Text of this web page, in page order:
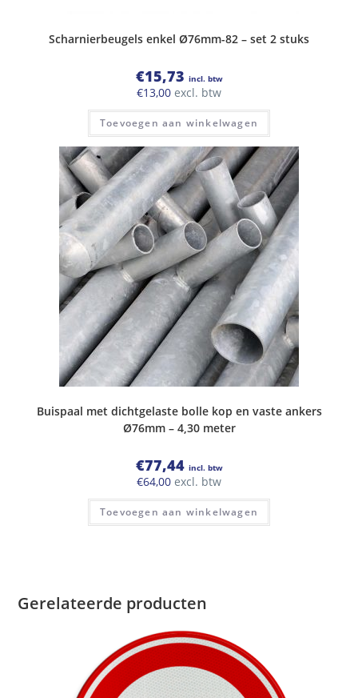
Scharnierbeugels enkel Ø76mm-82 – set 2 stuks
€15,73 incl. btw
€13,00 excl. btw
Toevoegen aan winkelwagen
Buispaal met dichtgelaste bolle kop en vaste ankers
Ø76mm – 4,30 meter
€77,44 incl. btw
€64,00 excl. btw
Toevoegen aan winkelwagen
Gerelateerde producten